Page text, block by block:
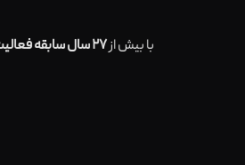
با بیش از۲۷ سال سابقه فعالیت در عرصه بین‌المللی